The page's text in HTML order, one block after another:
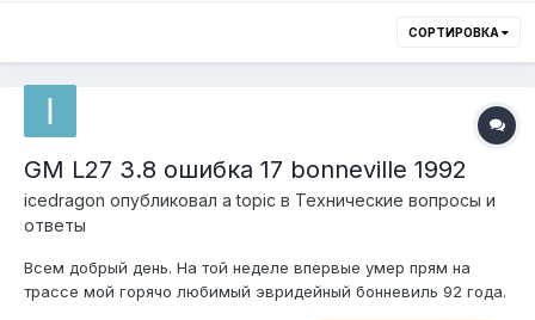
СОРТИРОВКА
GM L27 3.8 ошибка 17 bonneville 1992
icedragon опубликовал a topic в Технические вопросы и
ответы
Всем добрый день. На той неделе впервые умер прям на
трассе мой горячо любимый эвридейный бонневиль 92 года.